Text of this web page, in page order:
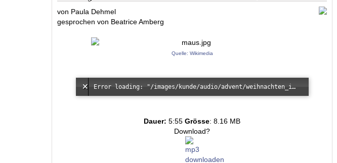
von Paula Dehmel
gesprochen von Beatrice Amberg
Quelle: Wikimedia
Error loading: "/images/kunde/audio/advent/weihnachten_in_der_speisekammer.mp3"
Dauer: 5:55 Grösse: 8.16 MB
Download?